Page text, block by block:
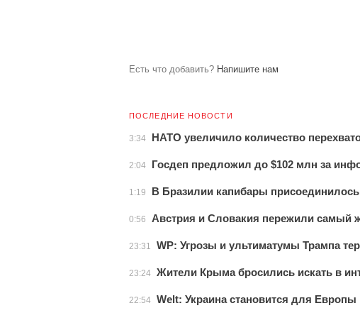
Есть что добавить? Напишите нам
ПОСЛЕДНИЕ НОВОСТИ
3:34 НАТО увеличило количество
2:04 Госдеп предложил до $102 млн за
1:19 В Бразилии капибары
0:56 Австрия и Словакия пережили самый
23:31 WP: Угрозы и ультиматумы Трампа
23:24 Жители Крыма бросились искать в
22:54 Welt: Украина становится для